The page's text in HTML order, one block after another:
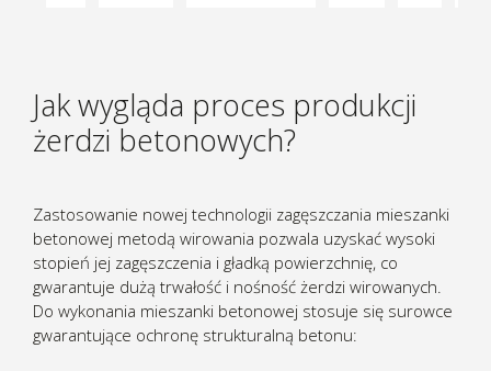
Jak wygląda proces produkcji
żerdzi betonowych?
Zastosowanie nowej technologii zagęszczania mieszanki
betonowej metodą wirowania pozwala uzyskać wysoki
stopień jej zagęszczenia i gładką powierzchnię, co
gwarantuje dużą trwałość i nośność żerdzi wirowanych.
Do wykonania mieszanki betonowej stosuje się surowce
gwarantujące ochronę strukturalną betonu: